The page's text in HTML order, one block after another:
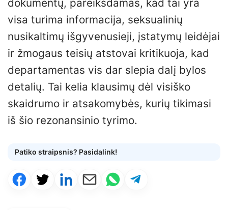
dokumentų, pareikšdamas, kad tai yra
visa turima informacija, seksualinių
nusikaltimų išgyvenusieji, įstatymų leidėjai
ir žmogaus teisių atstovai kritikuoja, kad
departamentas vis dar slepia dalį bylos
detalių. Tai kelia klausimų dėl visiško
skaidrumo ir atsakomybės, kurių tikimasi
iš šio rezonansinio tyrimo.
Patiko straipsnis? Pasidalink!